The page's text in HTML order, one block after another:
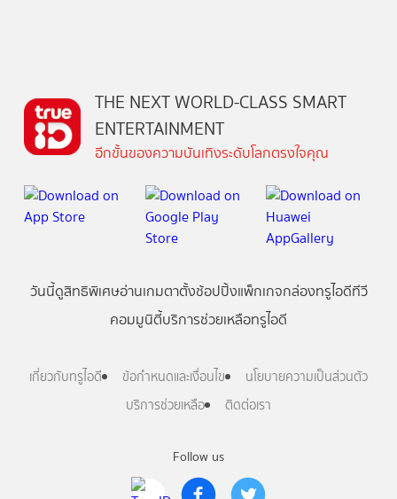
Follow us
THE NEXT WORLD-CLASS SMART
ENTERTAINMENT
อีกขั้นของความบันเทิงระดับโลกตรงใจคุณ
วันนี้ดูสิทธิพิเศษอ่านเกมตาตั้งช้อปปิ้งแพ็กเกจกล่องทรูไอดีทีวี
คอมมูนิตี้บริการช่วยเหลือทรูไอดี
เกี่ยวกับทรูไอดี ข้อกำหนดและเงื่อนไข
นโยบายความเป็นส่วนตัว
บริการช่วยเหลือ
ติดต่อเรา